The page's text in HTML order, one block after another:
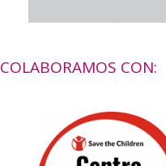
COLABORAMOS CON: